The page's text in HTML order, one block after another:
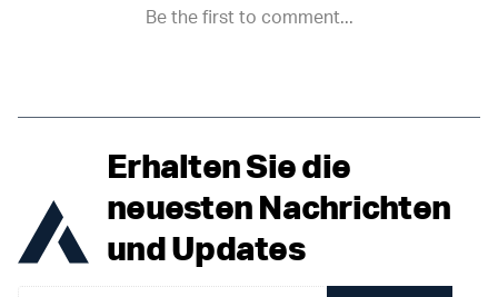
Erhalten Sie die
neuesten Nachrichten
und Updates